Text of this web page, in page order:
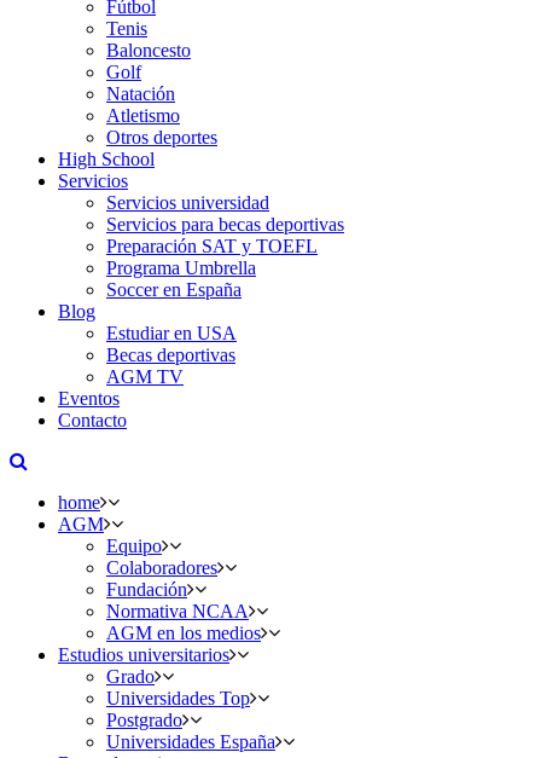
Fútbol
Tenis
Baloncesto
Golf
Natación
Atletismo
Otros deportes
High School
Servicios
Servicios universidad
Servicios para becas deportivas
Preparación SAT y TOEFL
Programa Umbrella
Soccer en España
Blog
Estudiar en USA
Becas deportivas
AGM TV
Eventos
Contacto
home
AGM
Equipo
Colaboradores
Fundación
Normativa NCAA
AGM en los medios
Estudios universitarios
Grado
Universidades Top
Postgrado
Universidades España